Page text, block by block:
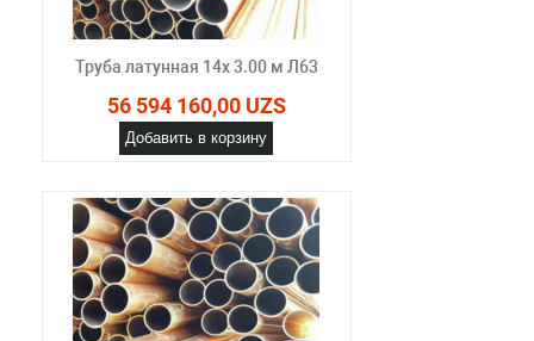
Труба латунная 14х 3.00 м Л63
56 594 160,00 UZS
Добавить в корзину